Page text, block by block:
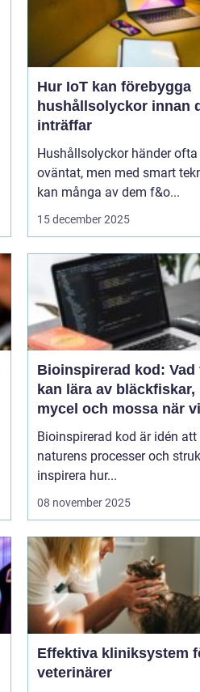
Hur IoT kan förebygga
hushållsolyckor innan
inträffar
Hushållsolyckor händer ofta
oväntat, men med smart
kan många av dem f&o...
15 december 2025
Bioinspirerad kod: Vad
kan lära av bläckfiskar,
mycel och mossa när vi
bygger nya system
Bioinspirerad kod är idén
naturens processer och
inspirera hur...
08 november 2025
Effektiva kliniksystem
veterinärer